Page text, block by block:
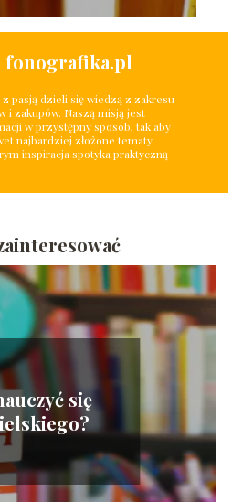
fonografika.pl
pasją dzieli się wiedzą z zakresu
i zakupów. Naszą misją jest
w przystępny sposób, tak aby
najbardziej złożone tematy.
inspiracja spotyka praktyczną
się